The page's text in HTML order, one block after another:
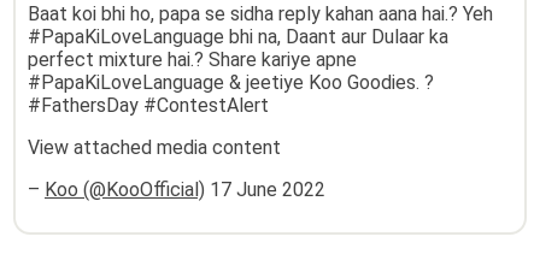
Baat koi bhi ho, papa se sidha reply kahan aana hai.? Yeh
#PapaKiLoveLanguage bhi na, Daant aur Dulaar ka
perfect mixture hai.? Share kariye apne
#PapaKiLoveLanguage & jeetiye Koo Goodies. ?
#FathersDay #ContestAlert
View attached media content
– Koo (@KooOfficial) 17 June 2022